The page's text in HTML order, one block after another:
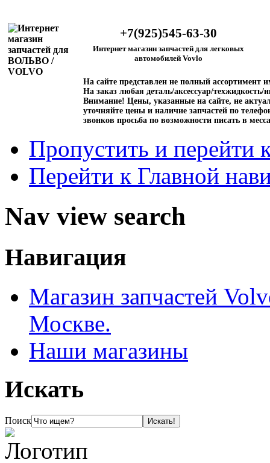
+7(925)545-63-30
Интернет магазин запчастей для легковых
автомобилей Vovlo
На сайте представлен не полный ассортимент
На заказ любая деталь/аксессуар/техжидкость/
Внимание! Цены, указанные на сайте, не
уточняйте цены и наличие запчастей по
звонков просьба по возможности писать в
Пропустить и перейти
Перейти к Главной
Nav view search
Навигация
Магазин запчастей
Москве.
Наши магазины
Искать
Поиск